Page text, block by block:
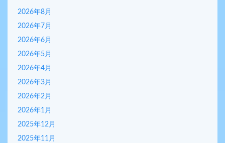
2026年8月
2026年7月
2026年6月
2026年5月
2026年4月
2026年3月
2026年2月
2026年1月
2025年12月
2025年11月